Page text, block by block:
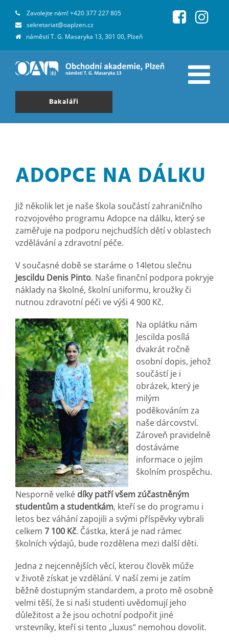
Zavolejte nám!+420 377 227 805
sekretariat@oaplzen.cz
náměstí T. G. Masaryka 13, 301 00, Plzeň
Bakaláři
ADOPCE NA DÁLKU
Již několik let je naše škola součástí zahraničního
rozvojového programu Adopce na dálku, který se
zaměřuje na podporu nejchudších dětí v oblastech
vzdělávání a zdravotní péče.
V současné době se staráme o 14letou slečnu
Jescildu Denis Pinto. Naše finanční podpora pokryje
náklady na školné, školní uniformu, kroužky či
nutnou zdravotní péči ve výši 4 900 Kč.
Na oplátku nám
Jescilda posílá
dvakrát ročně
osobní dopis, jehož
součástí je i
obrázek, který je
milým
poděkováním za
naše dárcovství.
Zároveň pravidelně
dostáváme
informace o jejím
školním prospěchu.
Nesporně velké díky patří všem zúčastněným
studentům a studentkám, kteří se do programu i
letos bez váhání zapojili a svými příspěvky vybrali
celkem 7 100 Kč. Částka, která je nad rámec
školních výdajů, bude rozdělena mezi další děti.
Jedna z nejcennějších věcí, kterou člověk může
v životě získat je vzdělání. V naší zemi je zatím
běžně dostupným standardem, a proto mě osobně
velmi těší, že si naši studenti uvědomují jeho
důležitost a že jsou ochotní podpořit jiné
vrstevníky, kteří si tento „luxus“ nemohou dovolit.